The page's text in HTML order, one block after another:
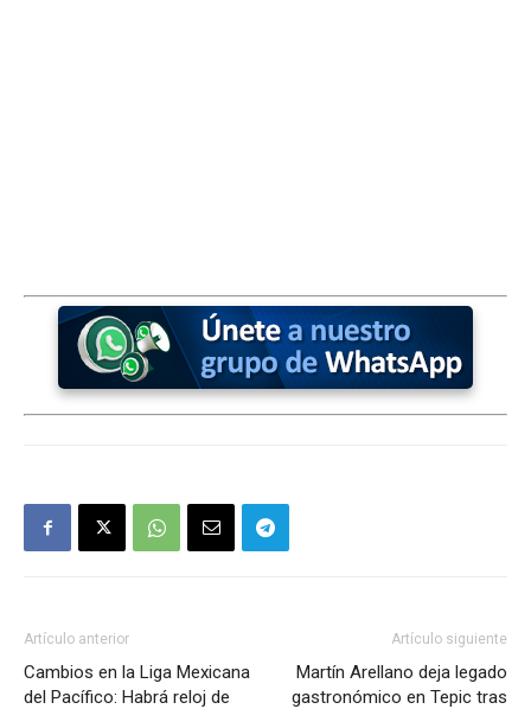
Artículo anterior
Cambios en la Liga Mexicana
del Pacífico: Habrá reloj de
Artículo siguiente
Martín Arellano deja legado
gastronómico en Tepic tras